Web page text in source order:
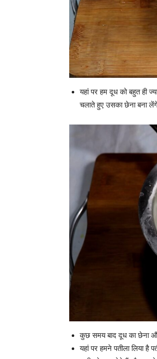
यहां पर हम दूध को बहुत ही
चलाते हुए उसका छेना बना
कुछ समय बाद दूध का छेना और
यहां पर हमने पतीला लिया